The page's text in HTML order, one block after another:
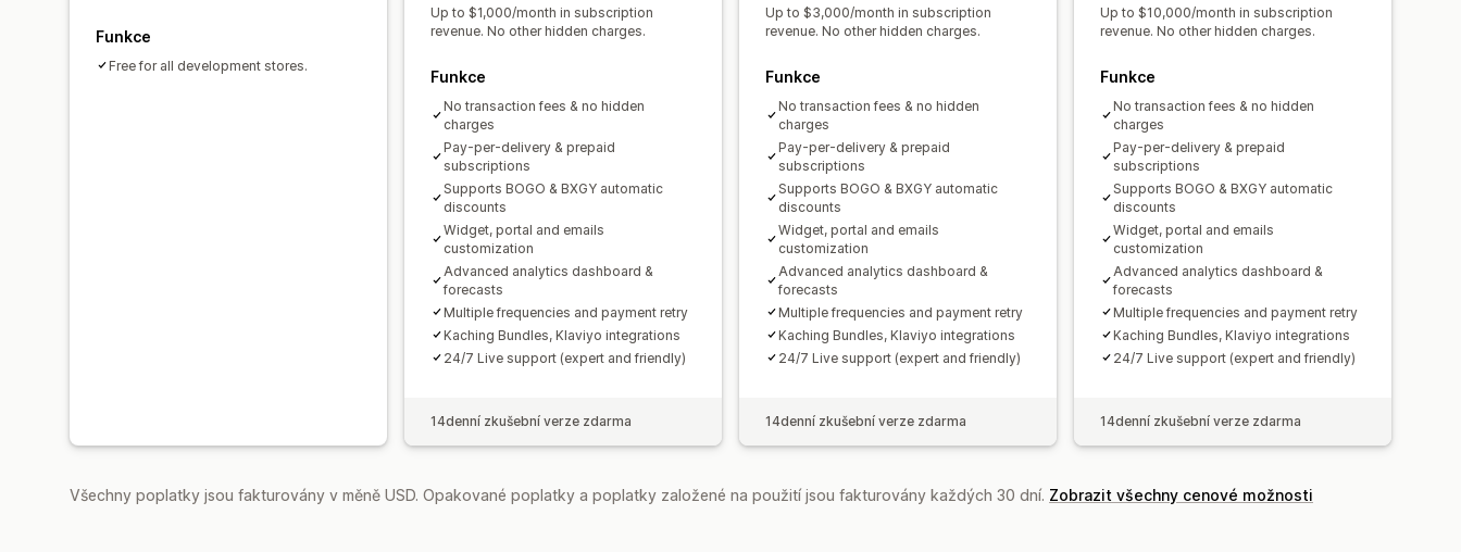
Funkce
Free for all development stores.
Up to $1,000/month in subscription
revenue. No other hidden charges.
Funkce
No transaction fees & no hidden
charges
Pay-per-delivery & prepaid
subscriptions
Supports BOGO & BXGY automatic
discounts
Widget, portal and emails
customization
Advanced analytics dashboard &
forecasts
Multiple frequencies and payment retry
Kaching Bundles, Klaviyo integrations
24/7 Live support (expert and friendly)
14denní zkušební verze zdarma
Up to $3,000/month in subscription
revenue. No other hidden charges.
Funkce
No transaction fees & no hidden
charges
Pay-per-delivery & prepaid
subscriptions
Supports BOGO & BXGY automatic
discounts
Widget, portal and emails
customization
Advanced analytics dashboard &
forecasts
Multiple frequencies and payment retry
Kaching Bundles, Klaviyo integrations
24/7 Live support (expert and friendly)
14denní zkušební verze zdarma
Up to $10,000/month in subscription
revenue. No other hidden charges.
Funkce
No transaction fees & no hidden
charges
Pay-per-delivery & prepaid
subscriptions
Supports BOGO & BXGY automatic
discounts
Widget, portal and emails
customization
Advanced analytics dashboard &
forecasts
Multiple frequencies and payment retry
Kaching Bundles, Klaviyo integrations
24/7 Live support (expert and friendly)
14denní zkušební verze zdarma
Všechny poplatky jsou fakturovány v měně USD. Opakované poplatky a poplatky založené na použití jsou fakturovány každých 30 dní. Zobrazit všechny cenové možnosti